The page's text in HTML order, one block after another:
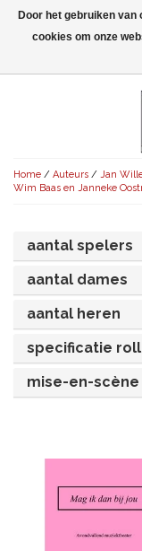
Menu
AVONDVULLEND
KORT (-30')
AVONDVULLEND
UITGELICHT!
THRILLERS
KORT (-30')
OVERIG (30'-75')
UITGELICHT!
AVONDVULLEND
OVERIG (30'-75')
UITGELICHT!
KOSTUUMSTUK
MUSICAL
OVERIG
KERSTTONEEL
RECHTEN
Home / Auteurs / Jan
Wim Baas en Janneke
aantal spelers
aantal dames
aantal heren
specificatie
mise-en-scène
Door het gebruiken van
cookies om onze